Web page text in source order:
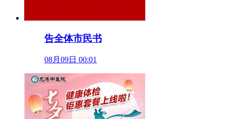
告全体市民书
08月09日 00:01